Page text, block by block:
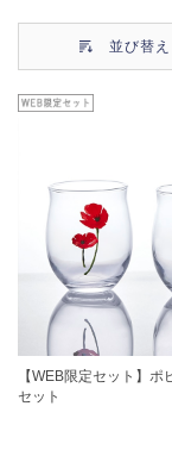
並び替え
【WEB限定セット】ポ
セット